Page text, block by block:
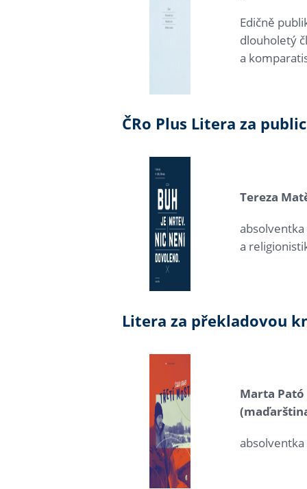
Edičně
dlouholetý
a
ČRo Plus Litera za
Tereza
a
Litera za překladovou
Marta
absolventka